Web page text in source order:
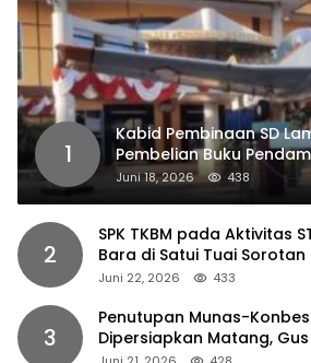
1
Kabid Pembinaan SD
Pembelian Buku
Dipaksakan
Juni 18, 2026 438
2
SPK TKBM pada Aktivitas
Bara di Satui Tuai Sorotan
Juni 22, 2026 433
3
Penutupan Munas-
Dipersiapkan Matang,